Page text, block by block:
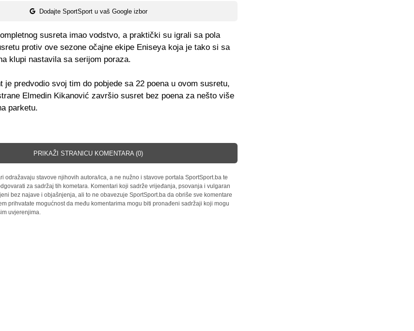
Dodajte SportSport u vaš Google izbor
susreta imao vodstvo, a praktički su igrali sa pola
protiv ove sezone očajne ekipe Eniseya koja je tako si sa
klupi nastavila sa serijom poraza.
je predvodio svoj tim do pobjede sa 22 poena u ovom susretu,
Elmedin Kikanović završio susret bez poena za nešto više
parketu.
PRIKAŽI STRANICU KOMENTARA (0)
odražavaju stavove njihovih autora/ica, a ne nužno i stavove portala SportSport.ba te
za sadržaj tih kometara. Komentari koji sadrže vrijeđanja, psovanja i vulgaran
bez najave i objašnjenja, ali to ne obavezuje SportSport.ba da obriše sve komentare
prihvatate mogućnost da među komentarima mogu biti pronađeni sadržaji koji mogu
uvjerenjima.